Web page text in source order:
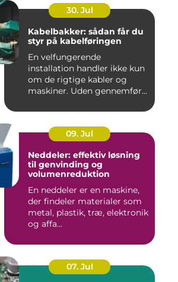
30. Jul
Kabelbakker: sådan får du
styr på kabelføringen
En velfungerende
installation handler ikke kun
om de rigtige kabler og
maskiner. Uden gennemført
09. Jul
Neddeler: effektiv løsning
til genvinding og
volumenreduktion
En neddeler er en maskine,
der findeler materialer som
metal, plastik, træ, elektronik
og affa...
07. Jul